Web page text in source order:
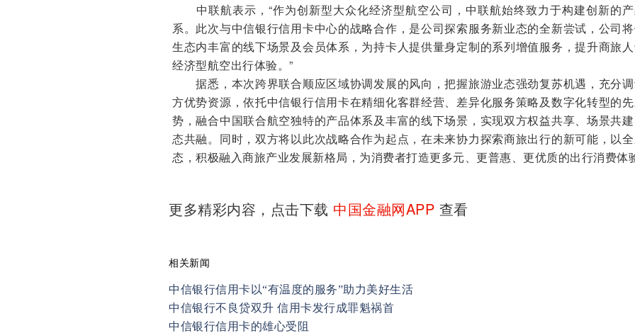
中联航表示，“作为创新型大众化经济型航空公司，中联航始终致力于构建创新的
系。此次与中信银行信用卡中心的战略合作，是公司探索服务新业态的全新尝试，公司
生态内丰富的线下场景及会员体系，为持卡人提供量身定制的系列增值服务，提升商旅
经济型航空出行体验。”
据悉，本次跨界联合顺应区域协调发展的风向，把握旅游业态强劲复苏机遇，充分
方优势资源，依托中信银行信用卡在精细化客群经营、差异化服务策略及数字化转型的
势，融合中国联合航空独特的产品体系及丰富的线下场景，实现双方权益共享、场景共
态共融。同时，双方将以此次战略合作为起点，在未来协力探索商旅出行的新可能，以
态，积极融入商旅产业发展新格局，为消费者打造更多元、更普惠、更优质的出行消费体
更多精彩内容，点击下载 中国金融网APP 查看
相关新闻
中信银行信用卡以“有温度的服务”助力美好生活
中信银行不良贷双升 信用卡发行成罪魁祸首
中信银行信用卡的雄心受阻